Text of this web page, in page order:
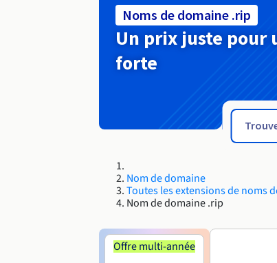
Noms de domaine .rip
Un prix juste pour
forte
Nom de domaine
Toutes les extensions de noms
Nom de domaine .rip
Offre multi-année